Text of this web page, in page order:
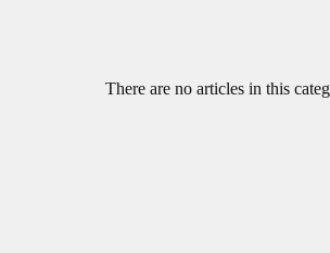
There are no articles in this